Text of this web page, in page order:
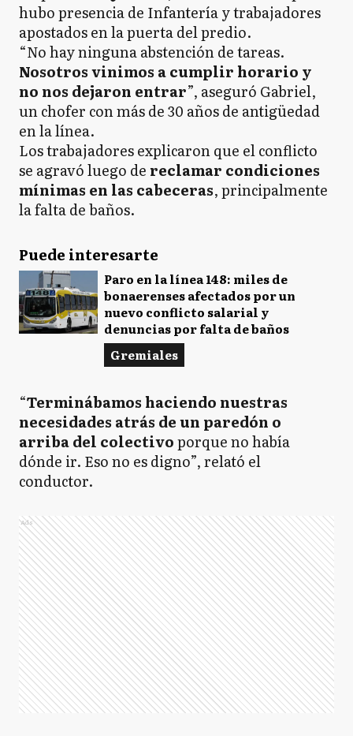
hubo presencia de Infantería y trabajadores
apostados en la puerta del predio.
“No hay ninguna abstención de tareas.
Nosotros vinimos a cumplir horario y
no nos dejaron entrar”, aseguró Gabriel,
un chofer con más de 30 años de antigüedad
en la línea.
Los trabajadores explicaron que el conflicto
se agravó luego de reclamar condiciones
mínimas en las cabeceras, principalmente
la falta de baños.
Puede interesarte
Paro en la línea 148: miles de
bonaerenses afectados por un
nuevo conflicto salarial y
denuncias por falta de baños
Gremiales
“Terminábamos haciendo nuestras
necesidades atrás de un paredón o
arriba del colectivoporque no había
dónde ir. Eso no es digno”, relató el
conductor.
Ads